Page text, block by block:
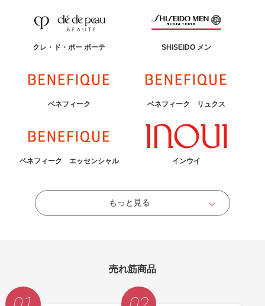
クレ・ド・ポー ボーテ SHISEIDO メン
ベネフィーク ベネフィーク リュクス
ベネフィーク エッセンシャル インウイ
もっと見る
売れ筋商品